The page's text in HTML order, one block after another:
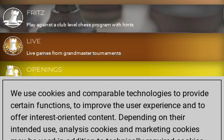
FRITZ
Play against a club level chess program with hints
LIVE
Live games from grandmaster tournaments
OPENINGS
Develop and exercise your openings
DATABASE
Eight million strong games
MYGAMES
Store and analyse your own games in the cloud
We use cookies and comparable technologies to provide
certain functions, to improve the user experience and to
offer interest-oriented content. Depending on their
intended use, analysis cookies and marketing cookies